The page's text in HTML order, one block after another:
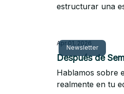
estructurar una
Newsletter
Apr 01, 2026
Después de
Hablamos sobre
realmente en tu